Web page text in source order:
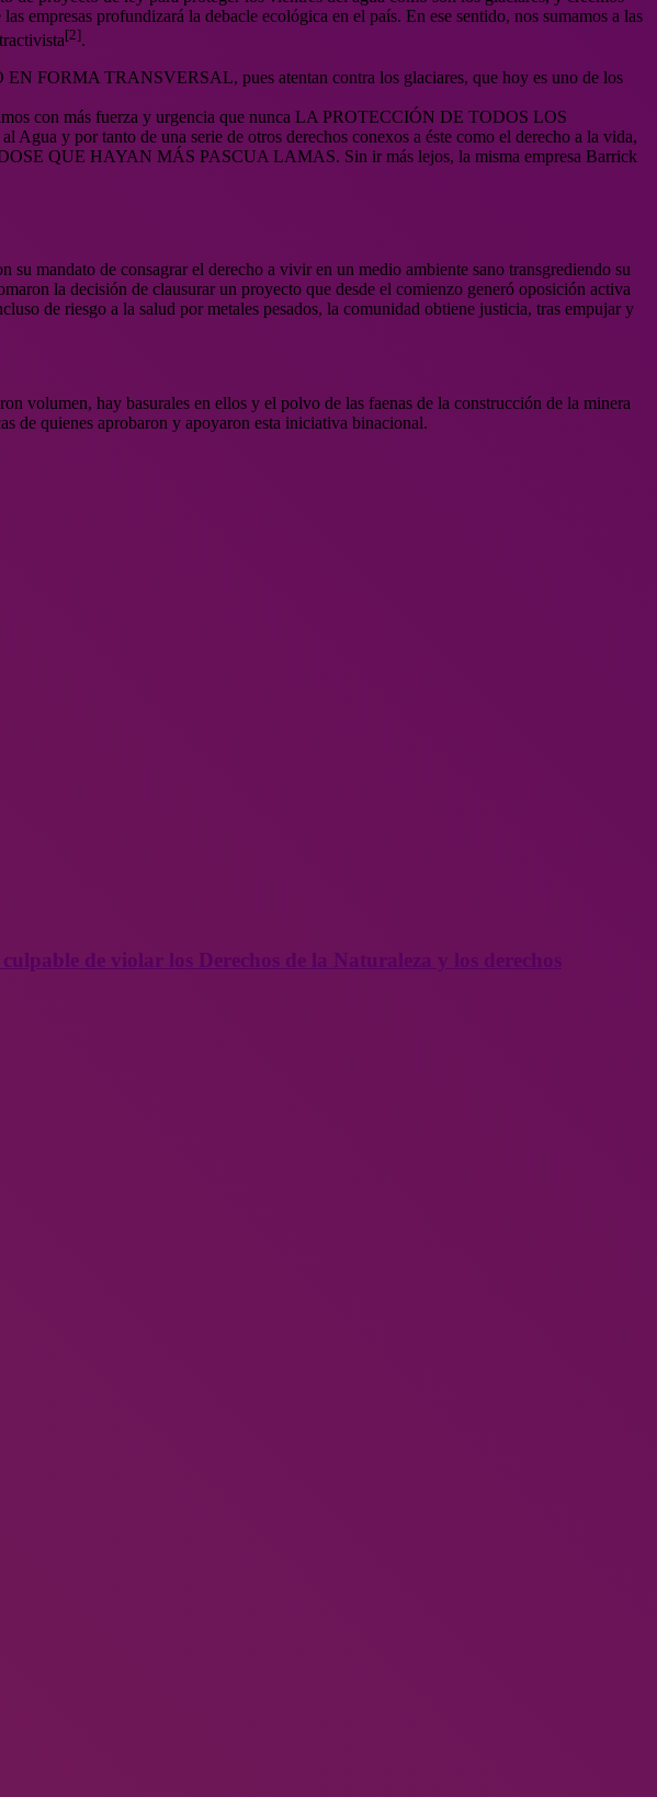
empresas profundizará la debacle ecológica en el país. En ese sentido, nos sumamos a las
[2].
TRANSVERSAL, pues atentan contra los glaciares, que hoy es uno de los
con más fuerza y urgencia que nunca LA PROTECCIÓN DE TODOS LOS
y por tanto de una serie de otros derechos conexos a éste como el derecho a la vida,
QUE HAYAN MÁS PASCUA LAMAS. Sin ir más lejos, la misma empresa Barrick
mandato de consagrar el derecho a vivir en un medio ambiente sano transgrediendo su
la decisión de clausurar un proyecto que desde el comienzo generó oposición activa
de riesgo a la salud por metales pesados, la comunidad obtiene justicia, tras empujar y
volumen, hay basurales en ellos y el polvo de las faenas de la construcción de la minera
de quienes aprobaron y apoyaron esta iniciativa binacional.
de violar los Derechos de la Naturaleza y los derechos